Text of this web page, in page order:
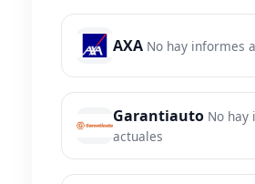
AXA No hay informes
Garantiauto No hay
actuales